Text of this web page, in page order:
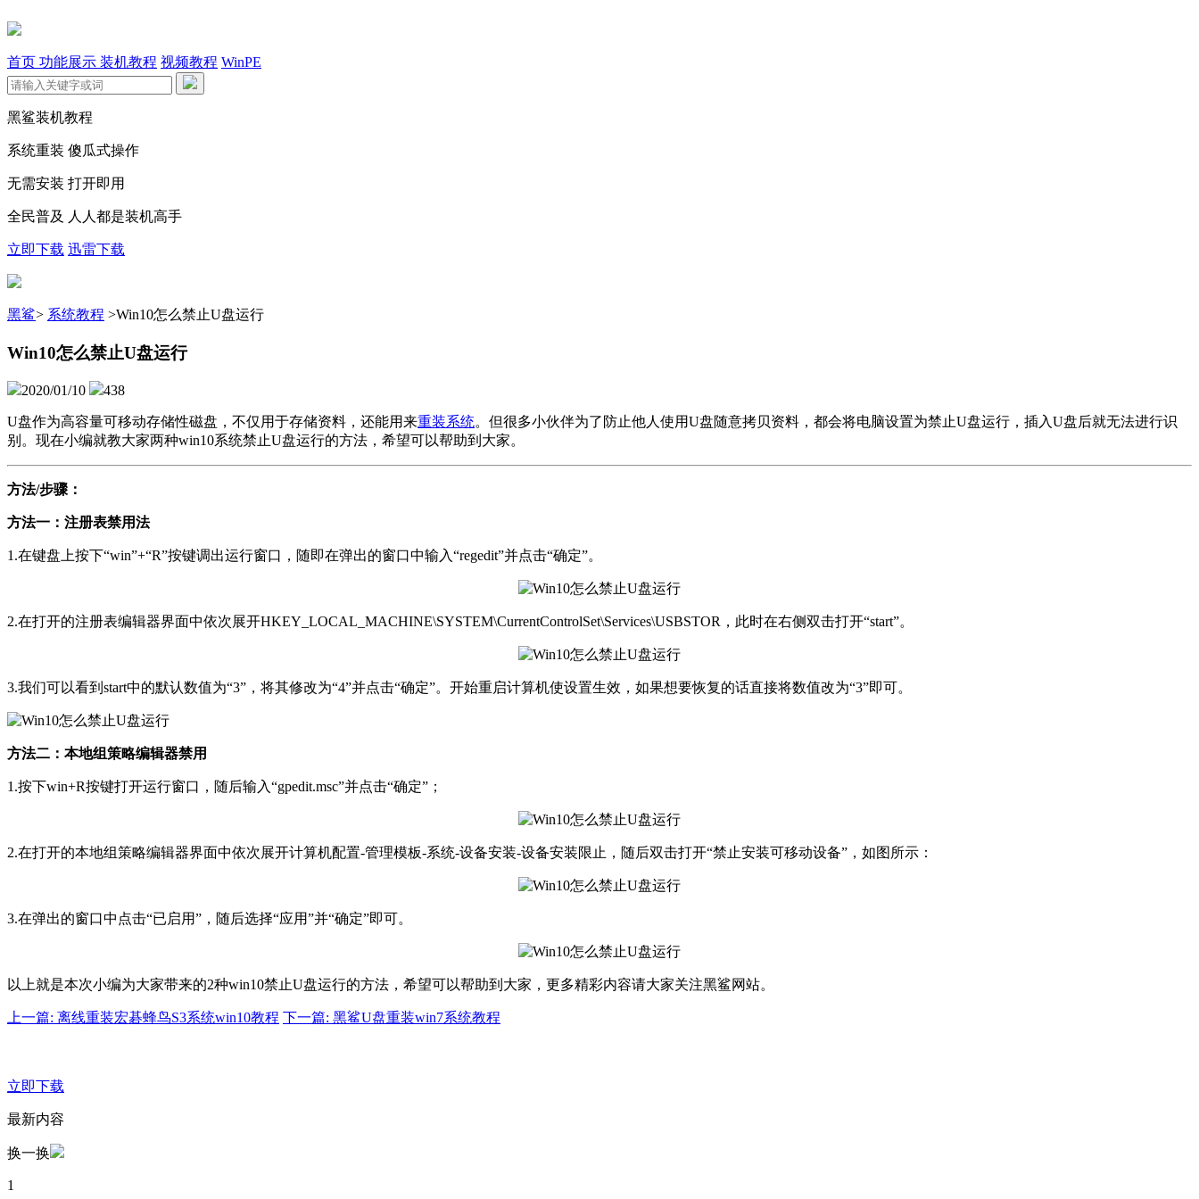
首页 功能展示 装机教程 视频教程 WinPE
黑鲨装机教程
系统重装 傻瓜式操作
无需安装 打开即用
全民普及 人人都是装机高手
立即下载 迅雷下载
黑鲨> 系统教程 >Win10怎么禁止U盘运行
Win10怎么禁止U盘运行
2020/01/10 438
U盘作为高容量可移动存储性磁盘，不仅用于存储资料，还能用来重装系统。但很多小伙伴为了防止他人使用U盘随意拷贝资料，都会将电脑设置为禁止U盘运行，插入U盘后就无法进行识
别。现在小编就教大家两种win10系统禁止U盘运行的方法，希望可以帮助到大家。
方法/步骤：
方法一：注册表禁用法
1.在键盘上按下“win”+“R”按键调出运行窗口，随即在弹出的窗口中输入“regedit”并点击“确定”。
2.在打开的注册表编辑器界面中依次展开HKEY_LOCAL_MACHINE\SYSTEM\CurrentControlSet\Services\USBSTOR，此时在右侧双击打开“start”。
3.我们可以看到start中的默认数值为“3”，将其修改为“4”并点击“确定”。开始重启计算机使设置生效，如果想要恢复的话直接将数值改为“3”即可。
方法二：本地组策略编辑器禁用
1.按下win+R按键打开运行窗口，随后输入“gpedit.msc”并点击“确定”；
2.在打开的本地组策略编辑器界面中依次展开计算机配置-管理模板-系统-设备安装-设备安装限止，随后双击打开“禁止安装可移动设备”，如图所示：
3.在弹出的窗口中点击“已启用”，随后选择“应用”并“确定”即可。
以上就是本次小编为大家带来的2种win10禁止U盘运行的方法，希望可以帮助到大家，更多精彩内容请大家关注黑鲨网站。
上一篇: 离线重装宏碁蜂鸟S3系统win10教程 下一篇: 黑鲨U盘重装win7系统教程
立即下载
最新内容
换一换
1